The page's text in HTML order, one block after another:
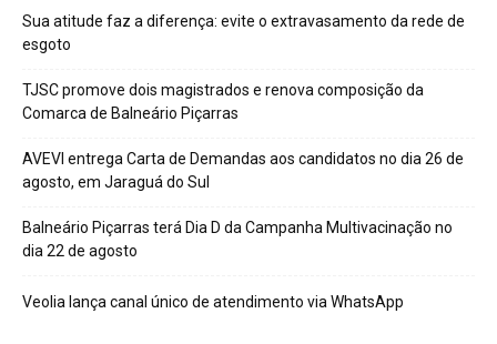
Sua atitude faz a diferença: evite o extravasamento da rede de
esgoto
TJSC promove dois magistrados e renova composição da
Comarca de Balneário Piçarras
AVEVI entrega Carta de Demandas aos candidatos no dia 26 de
agosto, em Jaraguá do Sul
Balneário Piçarras terá Dia D da Campanha Multivacinação no
dia 22 de agosto
Veolia lança canal único de atendimento via WhatsApp